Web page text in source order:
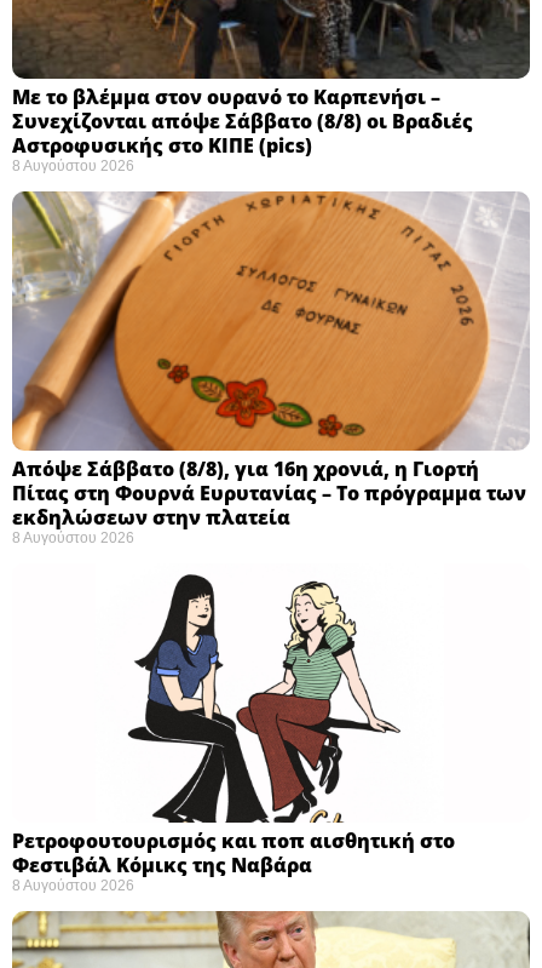
Με το βλέμμα στον ουρανό το Καρπενήσι –
Συνεχίζονται απόψε Σάββατο (8/8) οι Βραδιές
Αστροφυσικής στο ΚΙΠΕ (pics)
8 Αυγούστου 2026
Απόψε Σάββατο (8/8), για 16η χρονιά, η Γιορτή
Πίτας στη Φουρνά Ευρυτανίας – Το πρόγραμμα των
εκδηλώσεων στην πλατεία
8 Αυγούστου 2026
Ρετροφουτουρισμός και ποπ αισθητική στο
Φεστιβάλ Κόμικς της Ναβάρα ​
8 Αυγούστου 2026